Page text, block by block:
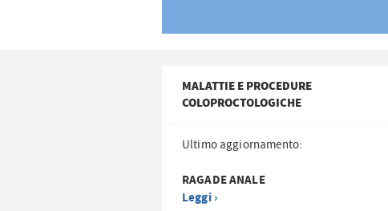
MALATTIE E PROCEDURE
COLOPROCTOLOGICHE
Ultimo aggiornamento:
RAGADE ANALE
Leggi ›